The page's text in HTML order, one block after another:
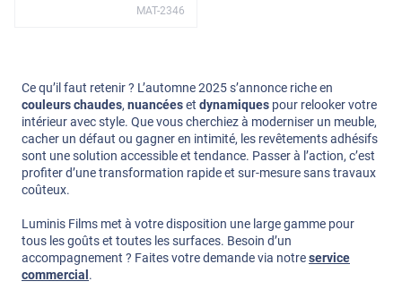
MAT-2346
Ce qu’il faut retenir ? L’automne 2025 s’annonce riche en
couleurs chaudes, nuancéeset dynamiques pour relooker votre
intérieur avec style. Que vous cherchiez à moderniser un meuble,
cacher un défaut ou gagner en intimité, les revêtements adhésifs
sont une solution accessible et tendance. Passer à l’action, c’est
profiter d’une transformation rapide et sur-mesure sans travaux
coûteux.
Luminis Films met à votre disposition une large gamme pour
tous les goûts et toutes les surfaces. Besoin d’un
accompagnement ? Faites votre demande via notreservice
commercial .